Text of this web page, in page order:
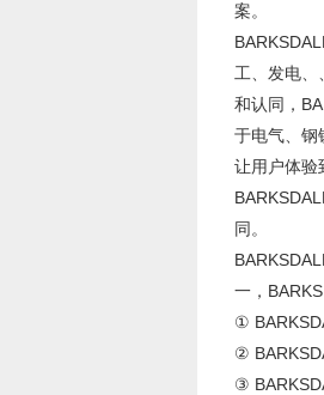
案。
工、发电、
和认同，
于电气、钢
让用户体验
同。
一，
①
②
③